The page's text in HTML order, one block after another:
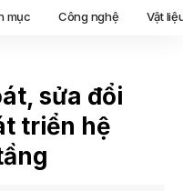
Resizer
mục Công nghệ Vật
sửa đổi
triển hệ